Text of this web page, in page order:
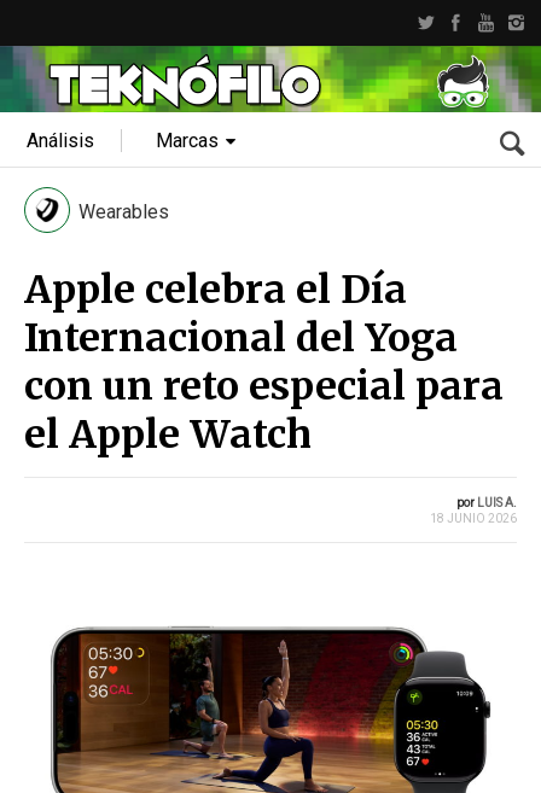
Análisis Marcas
Wearables
Apple celebra el Día
Internacional del Yoga
con un reto especial para
el Apple Watch
por LUIS A.
18 JUNIO 2026